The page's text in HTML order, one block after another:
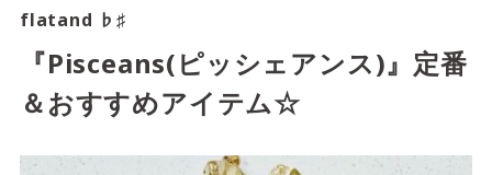
マルヤマ クラスとは
サイトご利用にあたって
サイトマップ
1F Food boutique floor
フードブティックフロア
flatand ♭♯
『Pisceans(ピッシェアンス)』定番
＆おすすめアイテム☆